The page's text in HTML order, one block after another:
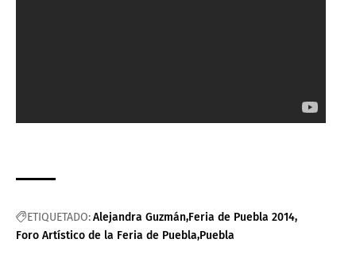
ETIQUETADO:Alejandra Guzmán Feria de Puebla 2014
Foro Artístico de la Feria de Puebla Puebla